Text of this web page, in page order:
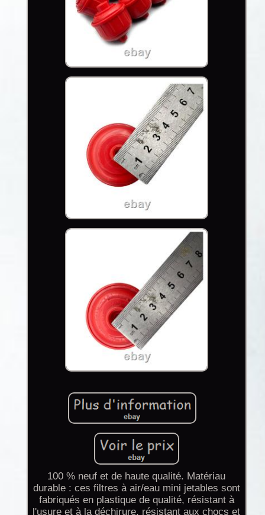
100 % neuf et de haute qualité. Matériau
durable : ces filtres à air/eau mini jetables sont
fabriqués en plastique de qualité, résistant à
l'usure et à la déchirure, résistant aux chocs et